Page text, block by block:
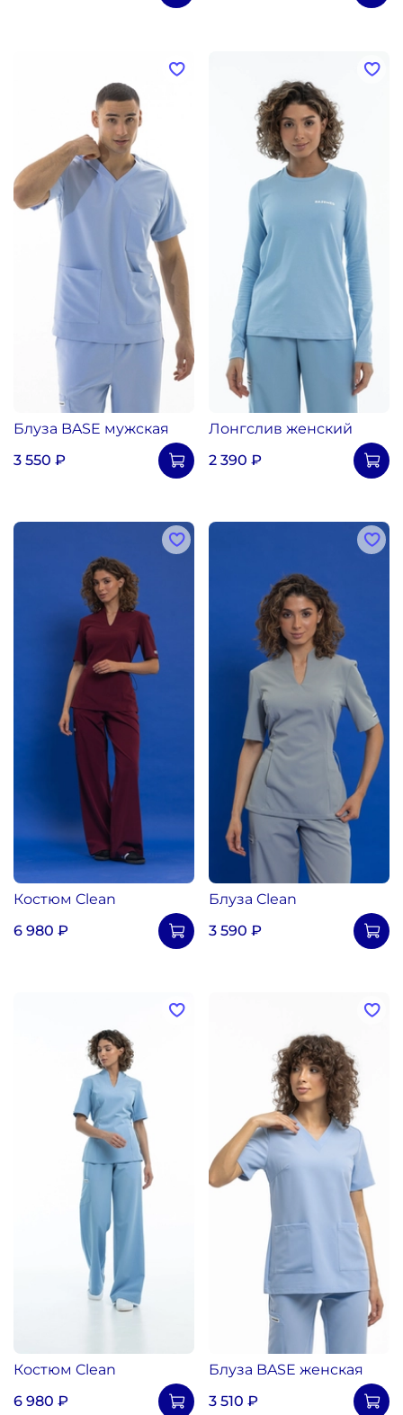
Блуза BASE мужская
3 550 ₽
Лонгслив женский
2 390 ₽
Костюм Clean
6 980 ₽
Блуза Clean
3 590 ₽
Костюм Clean
6 980 ₽
Блуза BASE женская
3 510 ₽